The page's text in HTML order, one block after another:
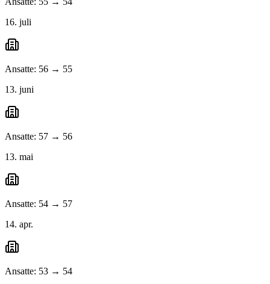
16. juli
Ansatte: 56 → 55
13. juni
Ansatte: 57 → 56
13. mai
Ansatte: 54 → 57
14. apr.
Ansatte: 53 → 54